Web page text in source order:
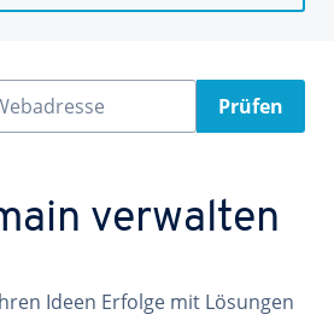
Prüfen
verwalten
Ideen Erfolge mit Lösungen